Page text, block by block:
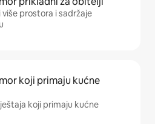
prostora i sadržaje
koji primaju kućne
koji primaju kućne